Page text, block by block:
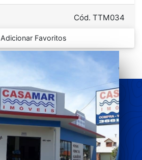
Cód. TTM034
Adicionar Favoritos